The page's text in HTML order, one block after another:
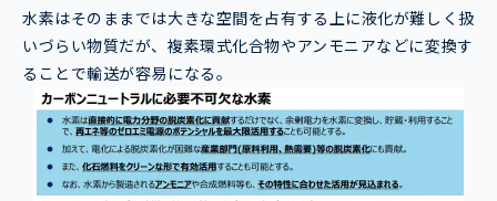
水素はそのままでは大きな空間を占有する上に液化が難しく扱
いづらい物質だが、複素環式化合物やアンモニアなどに変換す
ることで輸送が容易になる。